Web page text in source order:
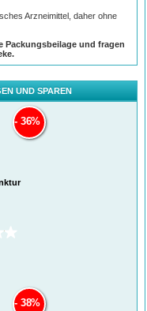
Arzneimittel, daher ohne
Packungsbeilage und fragen
UND SPAREN
36%
38%